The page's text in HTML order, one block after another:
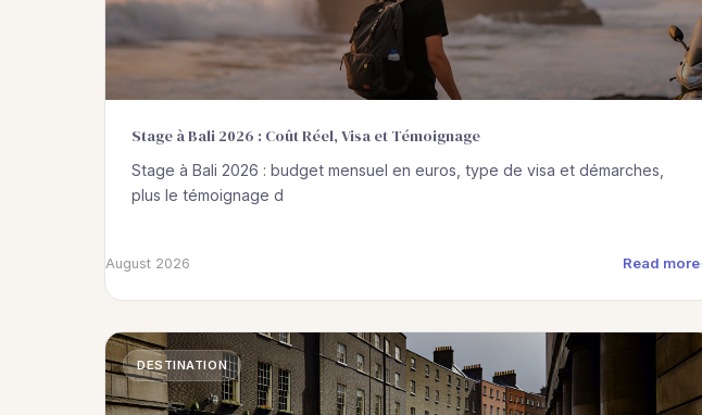
Stage à Bali 2026 : Coût Réel, Visa et Témoignage
Stage à Bali 2026 : budget mensuel en euros, type de visa et démarches,
plus le témoignage d
August 2026 Read more
DESTINATION